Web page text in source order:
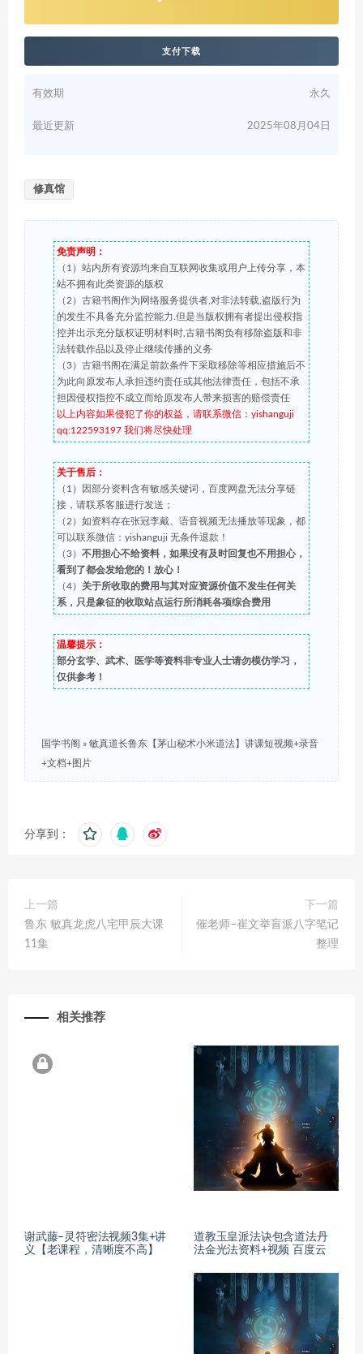
支付下载
有效期 永久
最近更新 2025年08月04日
修真馆
免责声明：
（1）站内所有资源均来自互联网收集或用户上传分享，本
站不拥有此类资源的版权
（2）古籍书阁作为网络服务提供者,对非法转载,盗版行为
的发生不具备充分监控能力.但是当版权拥有者提出侵权指
控并出示充分版权证明材料时,古籍书阁负有移除盗版和非
法转载作品以及停止继续传播的义务
（3）古籍书阁在满足前款条件下采取移除等相应措施后不
为此向原发布人承担违约责任或其他法律责任，包括不承
担因侵权指控不成立而给原发布人带来损害的赔偿责任
以上内容如果侵犯了你的权益，请联系微信：yishanguji
qq:122593197 我们将尽快处理
关于售后：
（1）因部分资料含有敏感关键词，百度网盘无法分享链
接，请联系客服进行发送；
（2）如资料存在张冠李戴、语音视频无法播放等现象，都
可以联系微信：yishanguji 无条件退款！
（3） 不用担心不给资料，如果没有及时回复也不用担心，
看到了都会发给您的！放心！
（4） 关于所收取的费用与其对应资源价值不发生任何关
系，只是象征的收取站点运行所消耗各项综合费用
温馨提示：
部分玄学、武术、医学等资料非专业人士请勿模仿学习，
仅供参考！
国学书阁 » 敏真道长鲁东【茅山秘术小米道法】讲课短视频+录音
+文档+图片
分享到：
上一篇
鲁东 敏真龙虎八宅甲辰大课
11集
下一篇
催老师–崔文举盲派八字笔记
整理
相关推荐
谢武藤–灵符密法视频3集+讲
义【老课程，清晰度不高】
道教玉皇派法诀包含道法丹
法金光法资料+视频 百度云